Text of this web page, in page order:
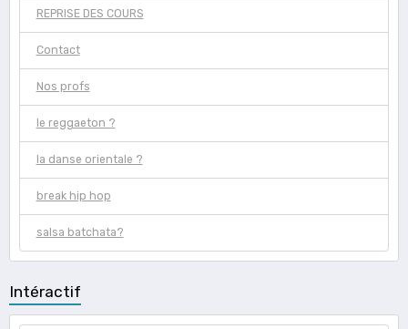
REPRISE DES COURS
Contact
Nos profs
le reggaeton ?
la danse orientale ?
break hip hop
salsa batchata?
Intéractif